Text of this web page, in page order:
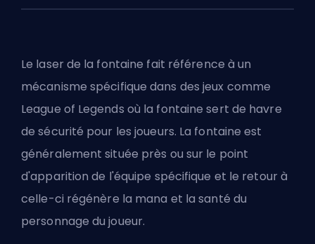
Le laser de la fontaine fait référence à un
mécanisme spécifique dans des jeux comme
League of Legends où la fontaine sert de havre
de sécurité pour les joueurs. La fontaine est
généralement située près ou sur le point
d'apparition de l'équipe spécifique et le retour à
celle-ci régénère la mana et la santé du
personnage du joueur.